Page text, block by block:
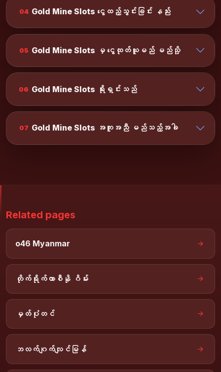
04 Gold Mine Slots ငွေထည့်သွင်းခြင်း နည်း
05 Gold Mine Slots မှ ငွေထုတ်ယူမည် မည်သို့
06 Gold Mine Slots ရိုးရှင်းသည်
07 Gold Mine Slots အကူအညီ မည်သည့်အခါ
Related pages
o46 Myanmar
တိုက်ရိုက်ကာစီနို ဂိမ်း
မှတ်ပုံတင်
ဘလက်ဂျက်လျင်မြန်